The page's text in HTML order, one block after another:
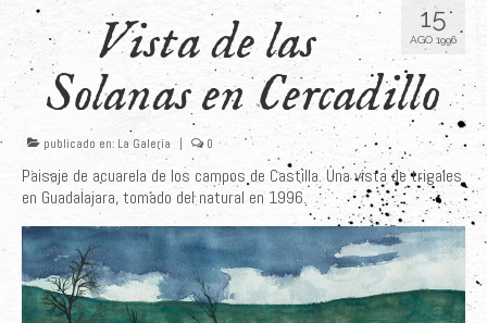
15
AGO 1996
Vista de las
Solanas en Cercadillo
publicado en: La Galería | 0
Paisaje de acuarela de los campos de Castilla. Una vista de trigales
en Guadalajara, tomado del natural en 1996.